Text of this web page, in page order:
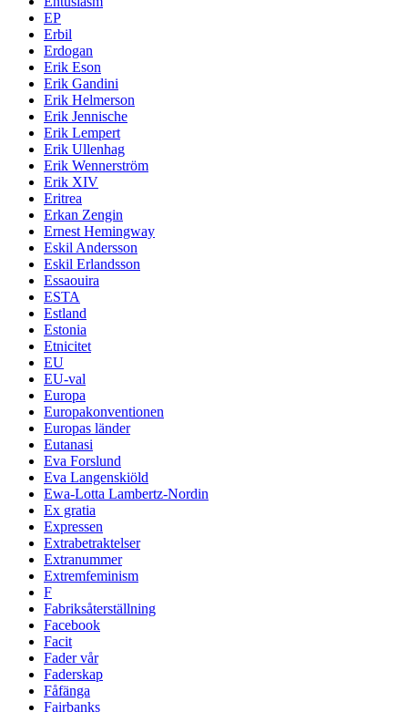
EP
Erbil
Erdogan
Erik Eson
Erik Gandini
Erik Helmerson
Erik Jennische
Erik Lempert
Erik Ullenhag
Erik Wennerström
Erik XIV
Eritrea
Erkan Zengin
Ernest Hemingway
Eskil Andersson
Eskil Erlandsson
Essaouira
ESTA
Estland
Estonia
Etnicitet
EU
EU-val
Europa
Europakonventionen
Europas länder
Eutanasi
Eva Forslund
Eva Langenskiöld
Ewa-Lotta Lambertz-Nordin
Ex gratia
Expressen
Extrabetraktelser
Extranummer
Extremfeminism
F
Fabriksåterställning
Facebook
Facit
Fader vår
Faderskap
Fåfänga
Fairbanks